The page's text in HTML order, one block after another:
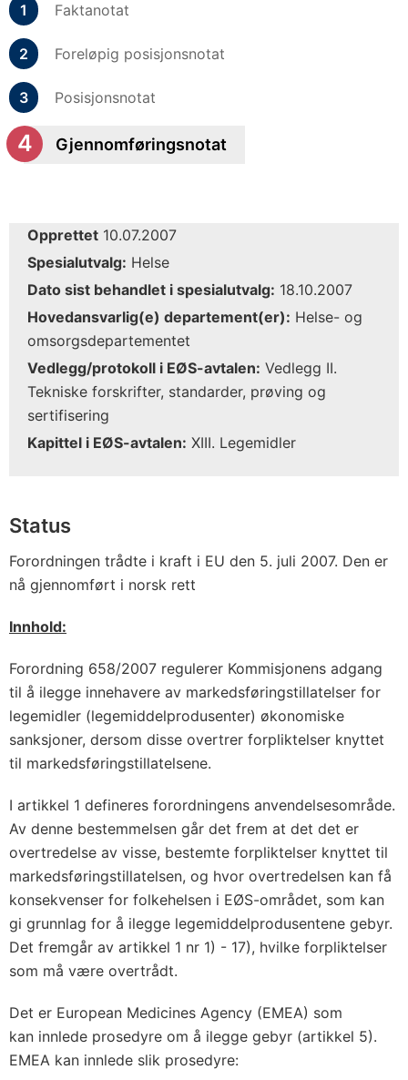
Faktanotat
Foreløpig posisjonsnotat
Posisjonsnotat
Gjennomføringsnotat
Opprettet 10.07.2007
Spesialutvalg: Helse
Dato sist behandlet i spesialutvalg: 18.10.2007
Hovedansvarlig(e) departement(er): Helse- og
omsorgsdepartementet
Vedlegg/protokoll i EØS-avtalen: Vedlegg II.
Tekniske forskrifter, standarder, prøving og
sertifisering
Kapittel i EØS-avtalen: XIII. Legemidler
Status
Forordningen trådte i kraft i EU den 5. juli 2007. Den er
nå gjennomført i norsk rett
Innhold:
Forordning 658/2007 regulerer Kommisjonens adgang
til å ilegge innehavere av markedsføringstillatelser for
legemidler (legemiddelprodusenter) økonomiske
sanksjoner, dersom disse overtrer forpliktelser knyttet
til markedsføringstillatelsene.
I artikkel 1 defineres forordningens anvendelsesområde.
Av denne bestemmelsen går det frem at det det er
overtredelse av visse, bestemte forpliktelser knyttet til
markedsføringstillatelsen, og hvor overtredelsen kan få
konsekvenser for folkehelsen i EØS-området, som kan
gi grunnlag for å ilegge legemiddelprodusentene gebyr.
Det fremgår av artikkel 1 nr 1) - 17), hvilke forpliktelser
som må være overtrådt.
Det er European Medicines Agency (EMEA) som
kan innlede prosedyre om å ilegge gebyr (artikkel 5).
EMEA kan innlede slik prosedyre: